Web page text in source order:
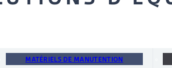
MATÉRIELS DE MANUTENTION